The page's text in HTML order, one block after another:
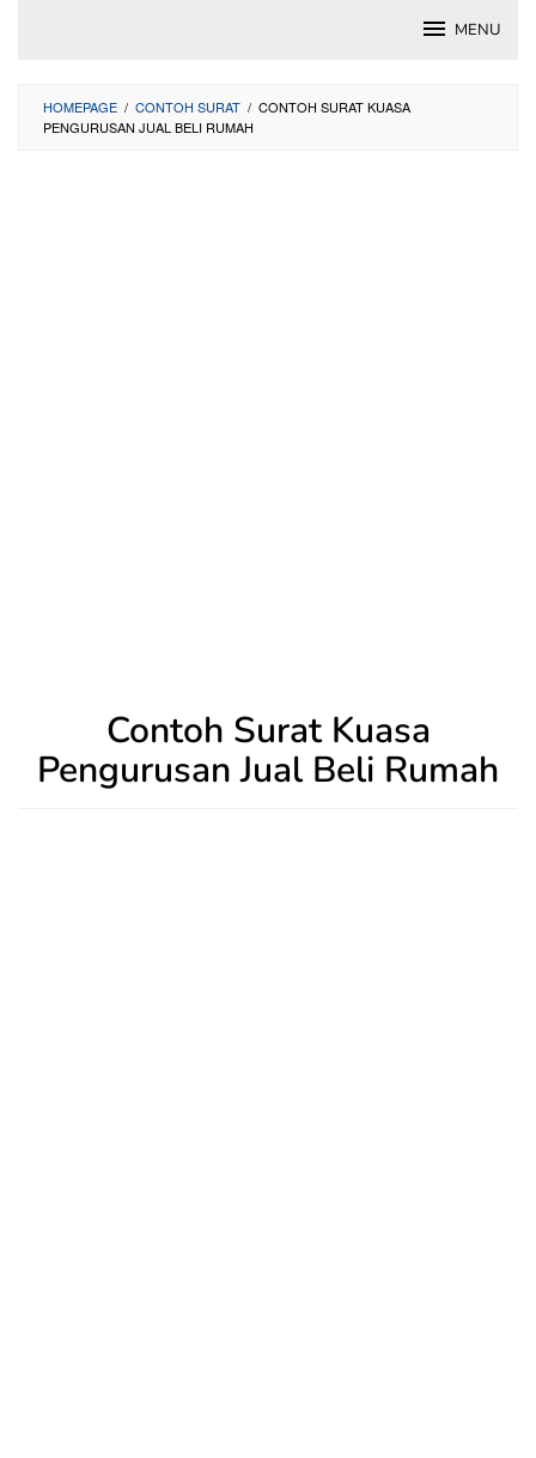
MENU
HOMEPAGE / CONTOH SURAT / CONTOH SURAT KUASA
PENGURUSAN JUAL BELI RUMAH
Contoh Surat Kuasa
Pengurusan Jual Beli Rumah